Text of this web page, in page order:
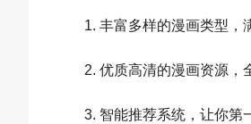
1. 丰富多样的漫画类型，
2. 优质高清的漫画资源，
3. 智能推荐系统，让你第